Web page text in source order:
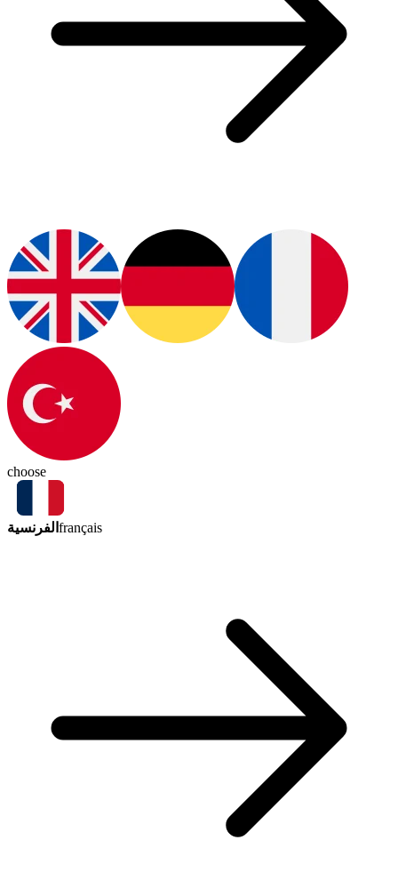
choose
الفرنسية français